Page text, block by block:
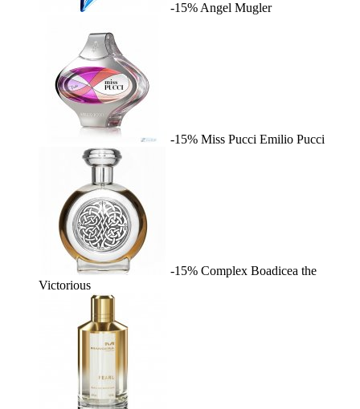
-15% Angel Mugler
-15% Miss Pucci Emilio Pucci
-15% Complex Boadicea the
Victorious